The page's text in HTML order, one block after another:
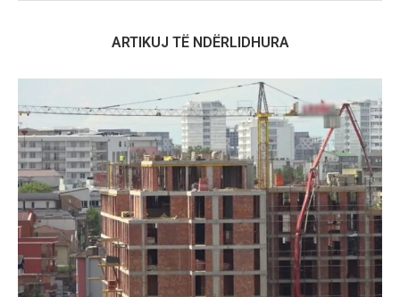
ARTIKUJ TË NDËRLIDHURA